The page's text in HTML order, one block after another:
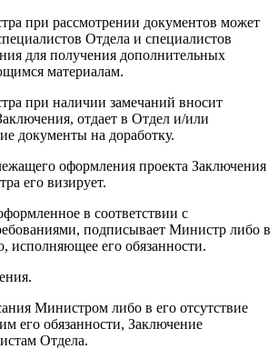
при рассмотрении документов может
Отдела и специалистов
для получения дополнительных
материалам.
при наличии замечаний вносит
отдает в Отдел и/или
документы на доработку.
оформления проекта Заключения
его визирует.
в соответствии с
подписывает Министр либо в
исполняющее его обязанности.
Министром либо в его отсутствие
его обязанности, Заключение
Отдела.